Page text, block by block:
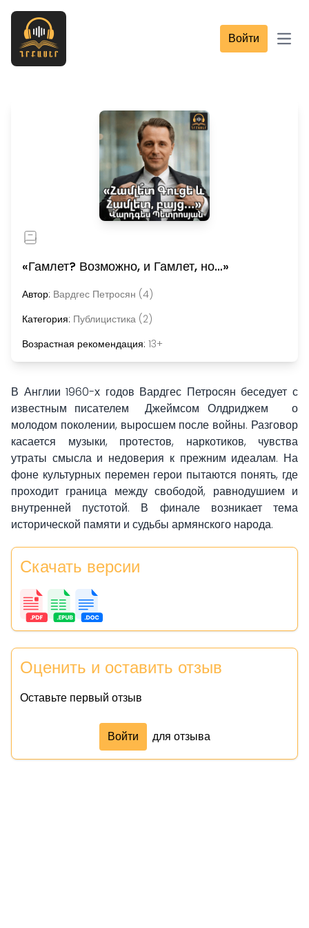
Войти
«Гамлет? Возможно, и Гамлет, но…»
Автор: Вардгес Петросян (4)
Категория: Публицистика (2)
Возрастная рекомендация: 13+
В Англии 1960-х годов Вардгес Петросян беседует с
известным писателем Джеймсом Олдриджем о
молодом поколении, выросшем после войны. Разговор
касается музыки, протестов, наркотиков, чувства
утраты смысла и недоверия к прежним идеалам. На
фоне культурных перемен герои пытаются понять, где
проходит граница между свободой, равнодушием и
внутренней пустотой. В финале возникает тема
исторической памяти и судьбы армянского народа.
Скачать версии
Оценить и оставить отзыв
Оставьте первый отзыв
Войти для отзыва